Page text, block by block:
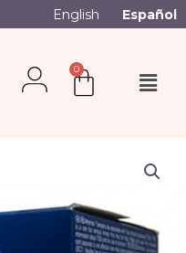
English Español
0